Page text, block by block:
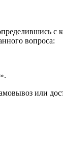
с
вопроса:
или